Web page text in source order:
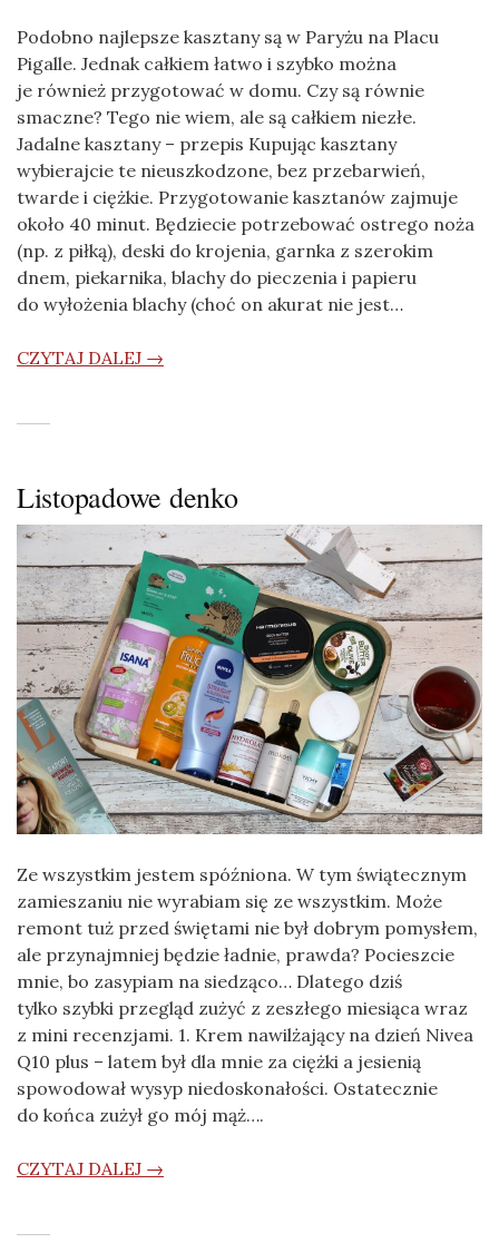
Podobno najlepsze kasztany są w Paryżu na Placu
Pigalle. Jednak całkiem łatwo i szybko można
je również przygotować w domu. Czy są równie
smaczne? Tego nie wiem, ale są całkiem niezłe.
Jadalne kasztany – przepis Kupując kasztany
wybierajcie te nieuszkodzone, bez przebarwień,
twarde i ciężkie. Przygotowanie kasztanów zajmuje
około 40 minut. Będziecie potrzebować ostrego noża
(np. z piłką), deski do krojenia, garnka z szerokim
dnem, piekarnika, blachy do pieczenia i papieru
do wyłożenia blachy (choć on akurat nie jest…
CZYTAJ DALEJ →
Listopadowe denko
Ze wszystkim jestem spóźniona. W tym świątecznym
zamieszaniu nie wyrabiam się ze wszystkim. Może
remont tuż przed świętami nie był dobrym pomysłem,
ale przynajmniej będzie ładnie, prawda? Pocieszcie
mnie, bo zasypiam na siedząco… Dlatego dziś
tylko szybki przegląd zużyć z zeszłego miesiąca wraz
z mini recenzjami. 1. Krem nawilżający na dzień Nivea
Q10 plus – latem był dla mnie za ciężki a jesienią
spowodował wysyp niedoskonałości. Ostatecznie
do końca zużył go mój mąż….
CZYTAJ DALEJ →